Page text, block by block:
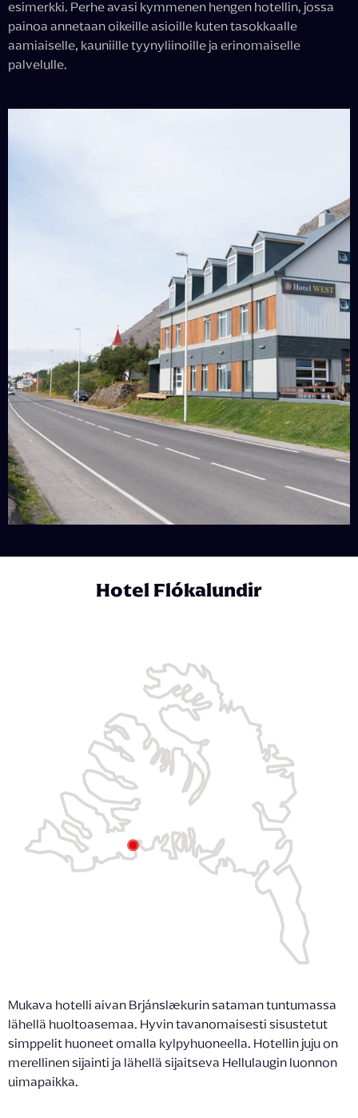
esimerkki. Perhe avasi kymmenen hengen hotellin, jossa
painoa annetaan oikeille asioille kuten tasokkaalle
aamiaiselle, kauniille tyynyliinoille ja erinomaiselle
palvelulle.
Hotel Flókalundir
Mukava hotelli aivan Brjánslækurin sataman tuntumassa
lähellä huoltoasemaa. Hyvin tavanomaisesti sisustetut
simppelit huoneet omalla kylpyhuoneella. Hotellin juju on
merellinen sijainti ja lähellä sijaitseva Hellulaugin luonnon
uimapaikka.